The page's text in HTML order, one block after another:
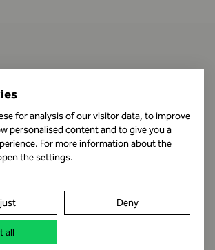
for analysis of our visitor data, to improve
personalised content and to give you a
For more information about the
the settings.
Deny
all